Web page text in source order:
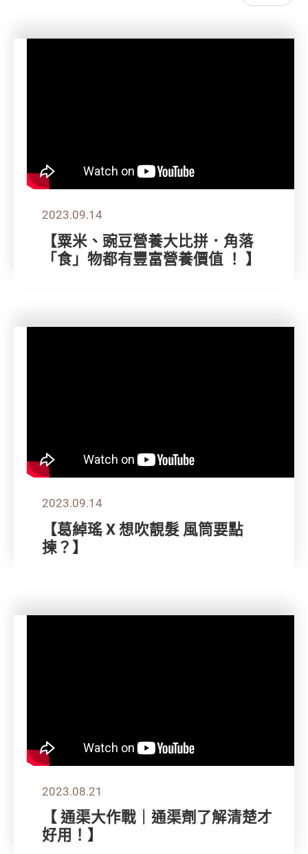
2023.09.14
【粟米、豌豆營養大比拼．角落
「食」物都有豐富營養價值 ！ 】
2023.09.14
【葛綽瑤 X 想吹靚髮 風筒要點
揀？】
2023.08.21
【 通渠大作戰｜通渠劑了解清楚才
好用！】